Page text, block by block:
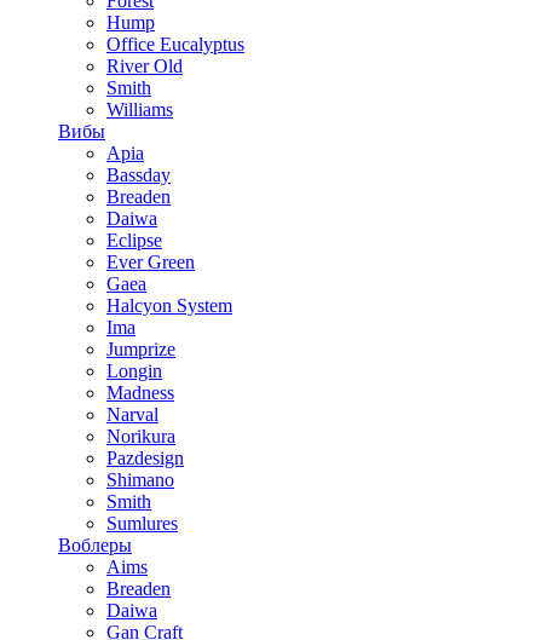
Hump
Office Eucalyptus
River Old
Smith
Williams
Вибы
Apia
Bassday
Breaden
Daiwa
Eclipse
Ever Green
Gaea
Halcyon System
Ima
Jumprize
Longin
Madness
Narval
Norikura
Pazdesign
Shimano
Smith
Sumlures
Воблеры
Aims
Breaden
Daiwa
Gan Craft